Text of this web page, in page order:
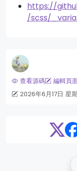
https://
/scss/
查看源碼 編輯頁
2026年6月17日 星